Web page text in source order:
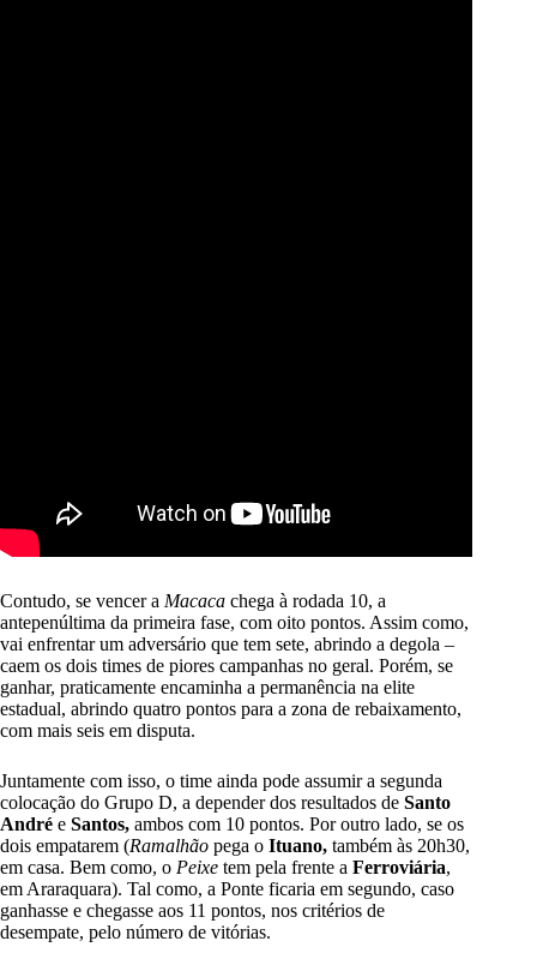
Contudo, se vencer a Macaca chega à rodada 10, a
antepenúltima da primeira fase, com oito pontos. Assim como,
vai enfrentar um adversário que tem sete, abrindo a degola –
caem os dois times de piores campanhas no geral. Porém, se
ganhar, praticamente encaminha a permanência na elite
estadual, abrindo quatro pontos para a zona de rebaixamento,
com mais seis em disputa.
Juntamente com isso, o time ainda pode assumir a segunda
colocação do Grupo D, a depender dos resultados de Santo
André e Santos, ambos com 10 pontos. Por outro lado, se os
dois empatarem (Ramalhão pega o Ituano, também às 20h30,
em casa. Bem como, o Peixe tem pela frente a Ferroviária,
em Araraquara). Tal como, a Ponte ficaria em segundo, caso
ganhasse e chegasse aos 11 pontos, nos critérios de
desempate, pelo número de vitórias.